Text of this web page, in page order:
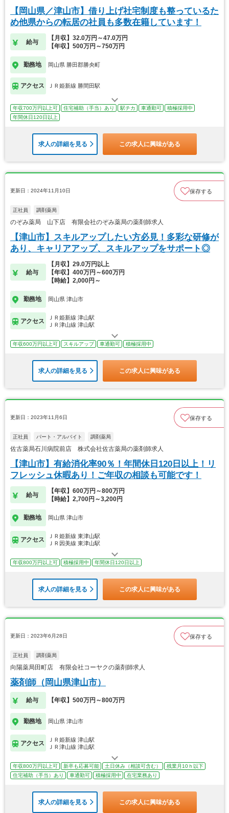
【岡山県／津山市】借り上げ社宅制度も整っているた
め他県からの転居の社員も多数在籍しています！
給与
【月収】32.0万円～47.0万円
【年収】500万円～750万円
勤務地 岡山県 勝田郡勝央町
アクセス ＪＲ姫新線 勝間田駅
年収700万円以上可 住宅補助（手当）あり 駅チカ 車通勤可
積極採用中
年間休日120日以上
求人の詳細を見る この求人に興味がある
更新日：2024年11月10日 保存する
正社員 調剤薬局
のぞみ薬局 山下店 有限会社のぞみ薬局の薬剤師求人
【津山市】スキルアップしたい方必見！多彩な研修が
あり、キャリアアップ、スキルアップをサポート◎
給与
【月収】29.0万円以上
【年収】400万円～600万円
【時給】2,000円～
勤務地 岡山県 津山市
アクセス
ＪＲ姫新線 津山駅
ＪＲ津山線 津山駅
年収600万円以上可 スキルアップ 車通勤可 積極採用中
求人の詳細を見る この求人に興味がある
更新日：2023年11月6日 保存する
正社員 パート・アルバイト 調剤薬局
佐古薬局石川病院前店 株式会社佐古薬局の薬剤師求人
【津山市】有給消化率90％！年間休日120日以上！リ
フレッシュ休暇あり！ご年収の相談も可能です！
給与
【年収】600万円～800万円
【時給】2,700円～3,200円
勤務地 岡山県 津山市
アクセス
ＪＲ姫新線 東津山駅
ＪＲ因美線 東津山駅
年収800万円以上可 積極採用中 年間休日120日以上
求人の詳細を見る この求人に興味がある
更新日：2023年6月28日 保存する
正社員 調剤薬局
向陽薬局田町店 有限会社コーヤクの薬剤師求人
薬剤師（岡山県津山市）
給与 【年収】500万円～800万円
勤務地 岡山県 津山市
アクセス
ＪＲ姫新線 津山駅
ＪＲ津山線 津山駅
年収800万円以上可 新卒も応募可能 土日休み（相談可含む）
残業月10ｈ以下
住宅補助（手当）あり
車通勤可 積極採用中 在宅業務あり
求人の詳細を見る この求人に興味がある